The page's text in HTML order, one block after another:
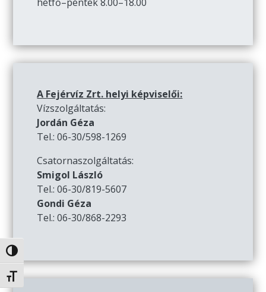
Nagy kontraszt váltása
Betűméret váltása
A Fejérvíz Zrt. helyi képviselői:
Vízszolgáltatás:
Jordán Géza
Tel.: 06-30/598-1269
Csatornaszolgáltatás:
Smigol László
Tel.: 06-30/819-5607
Gondi Géza
Tel.: 06-30/868-2293